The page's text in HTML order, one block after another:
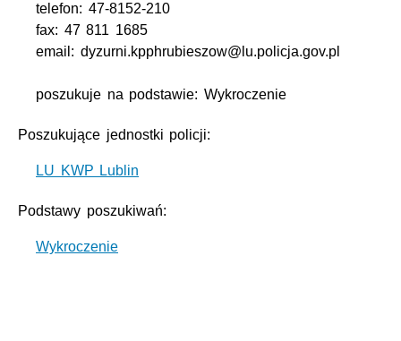
telefon: 47-8152-210
fax: 47 811 1685
email: dyzurni.kpphrubieszow@lu.policja.gov.pl
poszukuje na podstawie: Wykroczenie
Poszukujące jednostki policji:
LU KWP Lublin
Podstawy poszukiwań:
Wykroczenie